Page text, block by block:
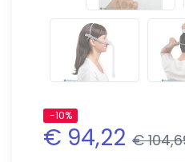
-10%
€ 94,22 €